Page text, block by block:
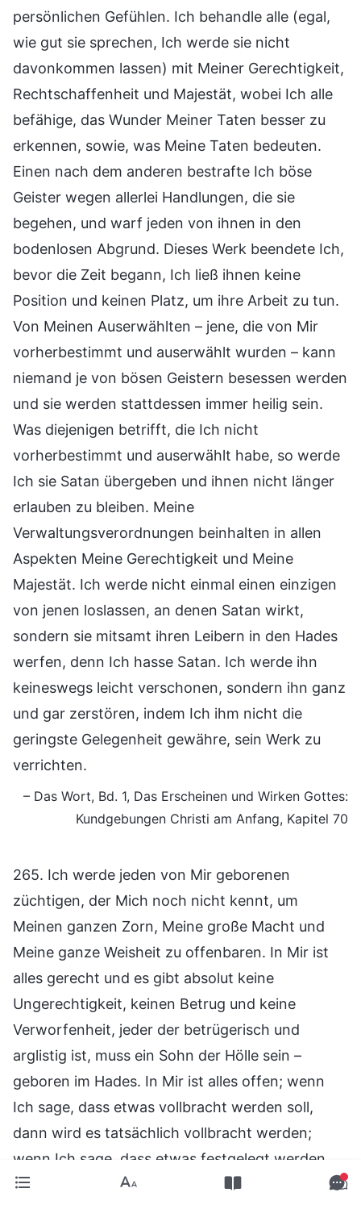
persönlichen Gefühlen. Ich behandle alle (egal,
wie gut sie sprechen, Ich werde sie nicht
davonkommen lassen) mit Meiner Gerechtigkeit,
Rechtschaffenheit und Majestät, wobei Ich alle
befähige, das Wunder Meiner Taten besser zu
erkennen, sowie, was Meine Taten bedeuten.
Einen nach dem anderen bestrafte Ich böse
Geister wegen allerlei Handlungen, die sie
begehen, und warf jeden von ihnen in den
bodenlosen Abgrund. Dieses Werk beendete Ich,
bevor die Zeit begann, Ich ließ ihnen keine
Position und keinen Platz, um ihre Arbeit zu tun.
Von Meinen Auserwählten – jene, die von Mir
vorherbestimmt und auserwählt wurden – kann
niemand je von bösen Geistern besessen werden
und sie werden stattdessen immer heilig sein.
Was diejenigen betrifft, die Ich nicht
vorherbestimmt und auserwählt habe, so werde
Ich sie Satan übergeben und ihnen nicht länger
erlauben zu bleiben. Meine
Verwaltungsverordnungen beinhalten in allen
Aspekten Meine Gerechtigkeit und Meine
Majestät. Ich werde nicht einmal einen einzigen
von jenen loslassen, an denen Satan wirkt,
sondern sie mitsamt ihren Leibern in den Hades
werfen, denn Ich hasse Satan. Ich werde ihn
keineswegs leicht verschonen, sondern ihn ganz
und gar zerstören, indem Ich ihm nicht die
geringste Gelegenheit gewähre, sein Werk zu
verrichten.
– Das Wort, Bd. 1, Das Erscheinen und Wirken Gottes:
Kundgebungen Christi am Anfang, Kapitel 70
265. Ich werde jeden von Mir geborenen
züchtigen, der Mich noch nicht kennt, um
Meinen ganzen Zorn, Meine große Macht und
Meine ganze Weisheit zu offenbaren. In Mir ist
alles gerecht und es gibt absolut keine
Ungerechtigkeit, keinen Betrug und keine
Verworfenheit, jeder der betrügerisch und
arglistig ist, muss ein Sohn der Hölle sein –
geboren im Hades. In Mir ist alles offen; wenn
Ich sage, dass etwas vollbracht werden soll,
dann wird es tatsächlich vollbracht werden;
wenn Ich sage, dass etwas festgelegt werden
soll, dann wird es festgelegt werden, was auch